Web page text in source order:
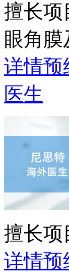
擅长项
眼角
详情预
医生
擅长项
详情预